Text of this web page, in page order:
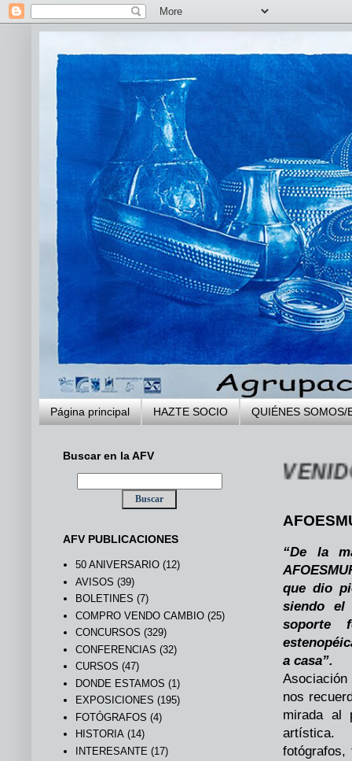
Página principal HAZTE SOCIO QUIÉNES SOMOS/
... BIENVENIDOS A
“De la
que dio
siendo el
soporte
a casa”.
nos
mirada al
artística.
fotógrafos,
Buscar en la AFV
AFV PUBLICACIONES
50 ANIVERSARIO (12)
AVISOS (39)
BOLETINES (7)
COMPRO VENDO CAMBIO (25)
CONCURSOS (329)
CONFERENCIAS (32)
CURSOS (47)
DONDE ESTAMOS (1)
EXPOSICIONES (195)
FOTÓGRAFOS (4)
HISTORIA (14)
INTERESANTE (17)